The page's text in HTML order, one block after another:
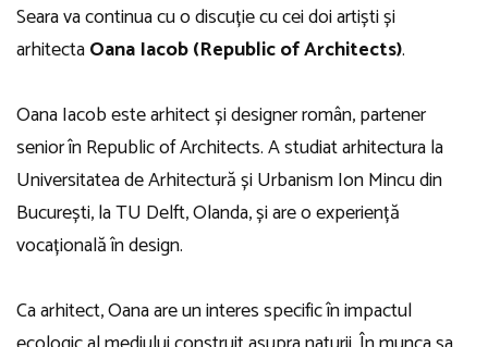
Seara va continua cu o discuție cu cei doi artiști și
arhitectaOana Iacob (Republic of Architects).
Oana Iacob este arhitect și designer român, partener
senior în Republic of Architects. A studiat arhitectura la
Universitatea de Arhitectură și Urbanism Ion Mincu din
București, la TU Delft, Olanda, și are o experiență
vocațională în design.
Ca arhitect, Oana are un interes specific în impactul